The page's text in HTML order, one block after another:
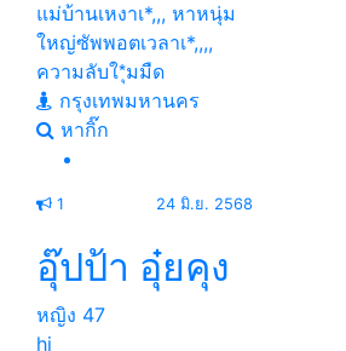
แม่บ้านเหงา​เ*,,, หาหนุ่ม
ใหญ่ซัพพอตเวลาเ*,,,,
ความลับใ*ุมมืด
กรุงเทพมหานคร
หากิ๊ก
1 24 มิ.ย. 2568
อุ๊ปป้า อุ๋ยคุง
หญิง 47
hi